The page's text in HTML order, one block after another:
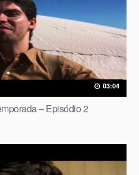
03:04
– Episódio 2